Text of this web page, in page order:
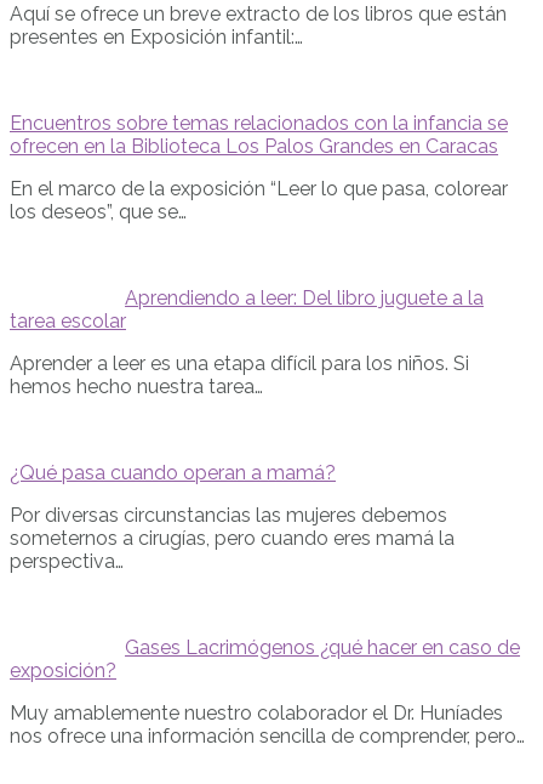
Aquí se ofrece un breve extracto de los libros que están
presentes en Exposición infantil:…
Encuentros sobre temas relacionados con la infancia se
ofrecen en la Biblioteca Los Palos Grandes en Caracas
En el marco de la exposición “Leer lo que pasa, colorear
los deseos”, que se…
Aprendiendo a leer: Del libro juguete a la
tarea escolar
Aprender a leer es una etapa difícil para los niños. Si
hemos hecho nuestra tarea…
¿Qué pasa cuando operan a mamá?
Por diversas circunstancias las mujeres debemos
someternos a cirugías, pero cuando eres mamá la
perspectiva…
Gases Lacrimógenos ¿qué hacer en caso de
exposición?
Muy amablemente nuestro colaborador el Dr. Huníades
nos ofrece una información sencilla de comprender, pero…